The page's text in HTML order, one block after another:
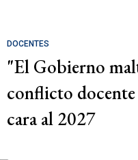
DOCENTES
"El Gobierno
conflicto
cara al 2027